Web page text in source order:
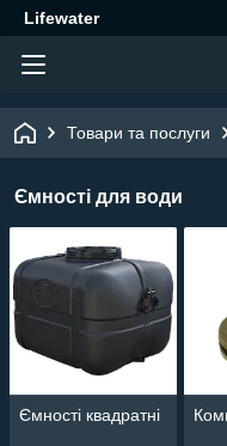
Lifewater
Товари та послуги
Ємності для води
Ємності квадратні